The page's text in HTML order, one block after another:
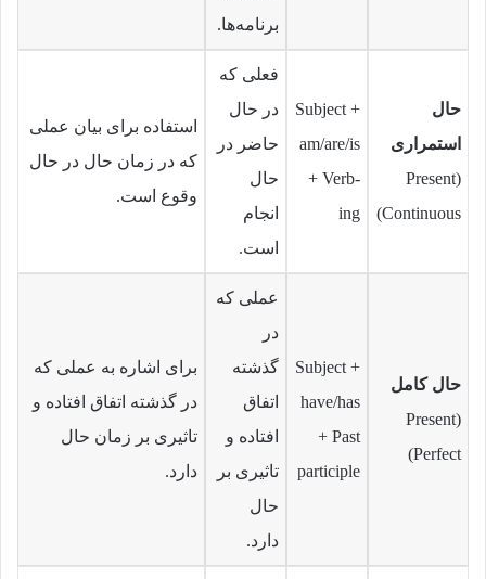
برنامه‌ها.
حال
استمراری
(Present
Continuous)
Subject +
am/are/is
+ Verb-
ing
فعلی که
در حال
حاضر در
حال
انجام
است.
استفاده برای بیان عملی
که در زمان حال در حال
وقوع است.
حال کامل
(Present
Perfect)
Subject +
have/has
+ Past
participle
عملی که
در
گذشته
اتفاق
افتاده و
تاثیری بر
حال
دارد.
برای اشاره به عملی که
در گذشته اتفاق افتاده و
تاثیری بر زمان حال
دارد.